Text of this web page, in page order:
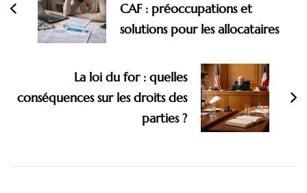
CAF : préoccupations et
solutions pour les allocataires
La loi du for : quelles
conséquences sur les droits des
parties ?